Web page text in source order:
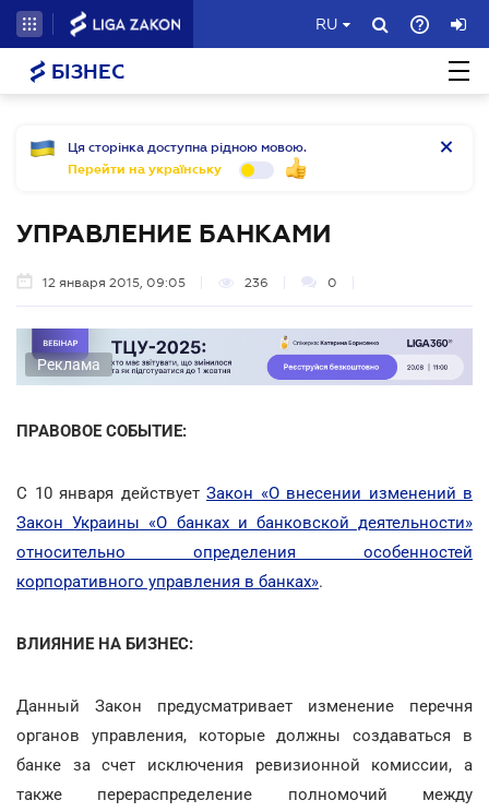
RU
БІЗНЕС
Ця сторінка доступна рідною мовою.
Перейти на українську
УПРАВЛЕНИЕ БАНКАМИ
12 января 2015, 09:05 236 0
Реклама
ПРАВОВОЕ СОБЫТИЕ:
С 10 января действует Закон «О внесении изменений в
Закон Украины «О банках и банковской деятельности»
относительно определения особенностей
корпоративного управления в банках».
ВЛИЯНИЕ НА БИЗНЕС:
Данный Закон предусматривает изменение перечня
органов управления, которые должны создаваться в
банке за счет исключения ревизионной комиссии, а
также перераспределение полномочий между